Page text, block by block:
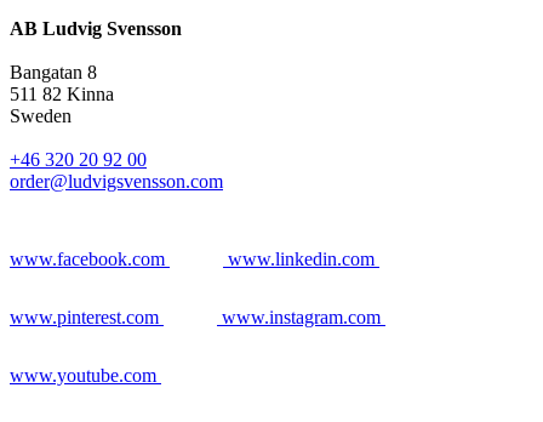
AB Ludvig Svensson
Bangatan 8
511 82 Kinna
Sweden
+46 320 20 92 00
order@ludvigsvensson.com
www.facebook.com www.linkedin.com
www.pinterest.com www.instagram.com
www.youtube.com